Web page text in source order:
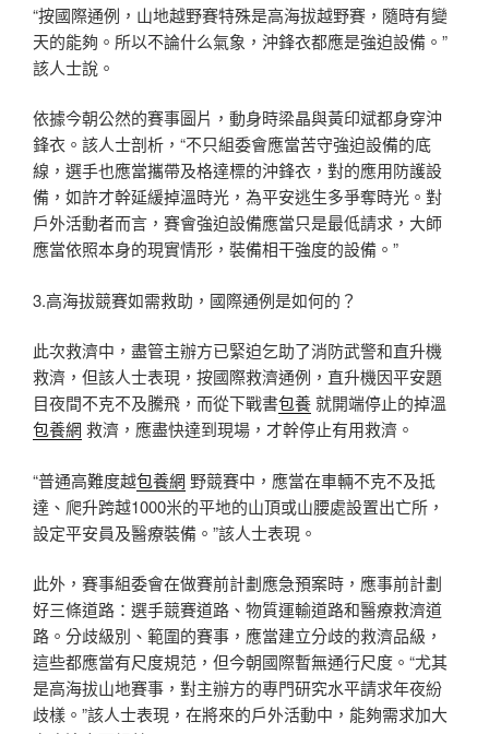
“按國際通例，山地越野賽特殊是高海拔越野賽，隨時有變
天的能夠。所以不論什么氣象，沖鋒衣都應是強迫設備。”
該人士說。
依據今朝公然的賽事圖片，動身時梁晶與黃印斌都身穿沖
鋒衣。該人士剖析，“不只組委會應當苦守強迫設備的底
線，選手也應當攜帶及格達標的沖鋒衣，對的應用防護設
備，如許才幹延緩掉溫時光，為平安逃生多爭奪時光。對
戶外活動者而言，賽會強迫設備應當只是最低請求，大師
應當依照本身的現實情形，裝備相干強度的設備。”
3.高海拔競賽如需救助，國際通例是如何的？
此次救濟中，盡管主辦方已緊迫乞助了消防武警和直升機
救濟，但該人士表現，按國際救濟通例，直升機因平安題
目夜間不克不及騰飛，而從下戰書包養就開端停止的掉溫
包養網 救濟，應盡快達到現場，才幹停止有用救濟。
“普通高難度越包養網 野競賽中，應當在車輛不克不及抵
達、爬升跨越1000米的平地的山頂或山腰處設置出亡所，
設定平安員及醫療裝備。”該人士表現。
此外，賽事組委會在做賽前計劃應急預案時，應事前計劃
好三條道路：選手競賽道路、物質運輸道路和醫療救濟道
路。分歧級別、範圍的賽事，應當建立分歧的救濟品級，
這些都應當有尺度規范，但今朝國際暫無通行尺度。“尤其
是高海拔山地賽事，對主辦方的專門研究水平請求年夜紛
歧樣。”該人士表現，在將來的戶外活動中，能夠需求加大